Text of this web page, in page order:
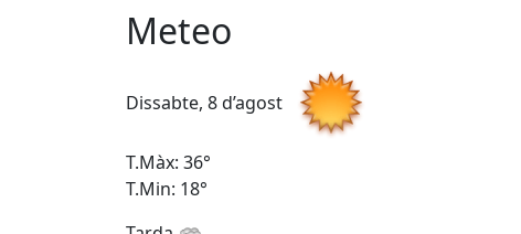
Meteo
Dissabte, 8 d’agost
T.Màx: 36°
T.Min: 18°